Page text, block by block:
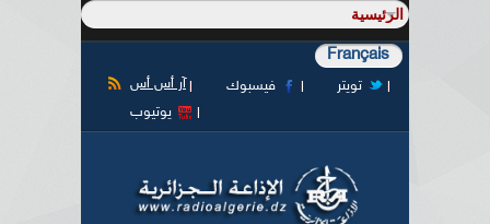
Français
آر أس أس فيسبوك
تويتر
يوتيوب